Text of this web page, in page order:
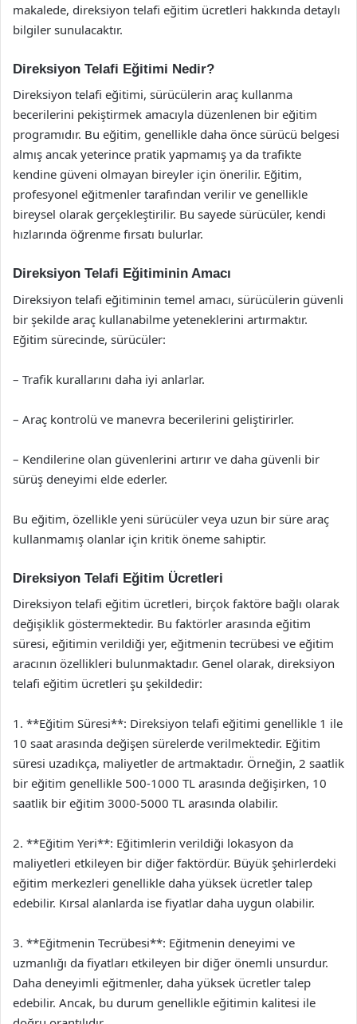
makalede, direksiyon telafi eğitim ücretleri hakkında detaylı
bilgiler sunulacaktır.
Direksiyon Telafi Eğitimi Nedir?
Direksiyon telafi eğitimi, sürücülerin araç kullanma
becerilerini pekiştirmek amacıyla düzenlenen bir eğitim
programıdır. Bu eğitim, genellikle daha önce sürücü belgesi
almış ancak yeterince pratik yapmamış ya da trafikte
kendine güveni olmayan bireyler için önerilir. Eğitim,
profesyonel eğitmenler tarafından verilir ve genellikle
bireysel olarak gerçekleştirilir. Bu sayede sürücüler, kendi
hızlarında öğrenme fırsatı bulurlar.
Direksiyon Telafi Eğitiminin Amacı
Direksiyon telafi eğitiminin temel amacı, sürücülerin güvenli
bir şekilde araç kullanabilme yeteneklerini artırmaktır.
Eğitim sürecinde, sürücüler:
– Trafik kurallarını daha iyi anlarlar.
– Araç kontrolü ve manevra becerilerini geliştirirler.
– Kendilerine olan güvenlerini artırır ve daha güvenli bir
sürüş deneyimi elde ederler.
Bu eğitim, özellikle yeni sürücüler veya uzun bir süre araç
kullanmamış olanlar için kritik öneme sahiptir.
Direksiyon Telafi Eğitim Ücretleri
Direksiyon telafi eğitim ücretleri, birçok faktöre bağlı olarak
değişiklik göstermektedir. Bu faktörler arasında eğitim
süresi, eğitimin verildiği yer, eğitmenin tecrübesi ve eğitim
aracının özellikleri bulunmaktadır. Genel olarak, direksiyon
telafi eğitim ücretleri şu şekildedir:
1. **Eğitim Süresi**: Direksiyon telafi eğitimi genellikle 1 ile
10 saat arasında değişen sürelerde verilmektedir. Eğitim
süresi uzadıkça, maliyetler de artmaktadır. Örneğin, 2 saatlik
bir eğitim genellikle 500-1000 TL arasında değişirken, 10
saatlik bir eğitim 3000-5000 TL arasında olabilir.
2. **Eğitim Yeri**: Eğitimlerin verildiği lokasyon da
maliyetleri etkileyen bir diğer faktördür. Büyük şehirlerdeki
eğitim merkezleri genellikle daha yüksek ücretler talep
edebilir. Kırsal alanlarda ise fiyatlar daha uygun olabilir.
3. **Eğitmenin Tecrübesi**: Eğitmenin deneyimi ve
uzmanlığı da fiyatları etkileyen bir diğer önemli unsurdur.
Daha deneyimli eğitmenler, daha yüksek ücretler talep
edebilir. Ancak, bu durum genellikle eğitimin kalitesi ile